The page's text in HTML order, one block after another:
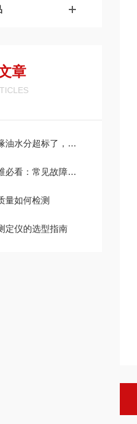
章
了，意味着什么？该怎么处理？
：常见故障与检测手段
量如何检测
定仪的选型指南